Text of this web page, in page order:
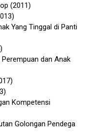
(2011)
Yang Tinggal di Panti
Perempuan dan Anak
Kompetensi
Golongan Pendega